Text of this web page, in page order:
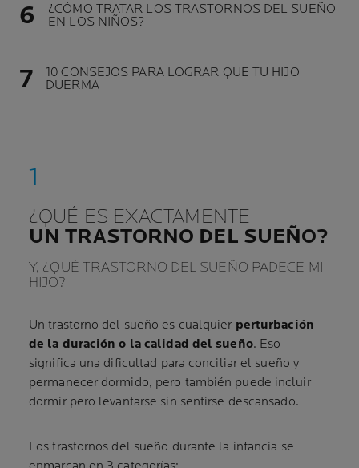
¿CÓMO TRATAR LOS TRASTORNOS DEL SUEÑO
EN LOS NIÑOS?
10 CONSEJOS PARA LOGRAR QUE TU HIJO
DUERMA
¿QUÉ ES EXACTAMENTE
UN TRASTORNO DEL SUEÑO?
Y, ¿QUÉ TRASTORNO DEL SUEÑO PADECE MI
HIJO?
Un trastorno del sueño es cualquier perturbación
de la duración o la calidad del sueño. Eso
significa una dificultad para conciliar el sueño y
permanecer dormido, pero también puede incluir
dormir pero levantarse sin sentirse descansado.
Los trastornos del sueño durante la infancia se